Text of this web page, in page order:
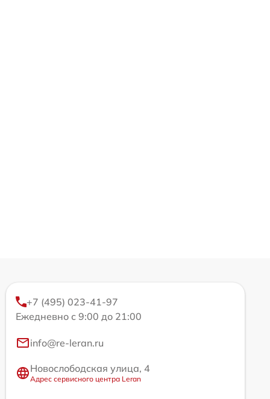
+7 (495) 023-41-97
Ежедневно с 9:00 до 21:00
info@re-leran.ru
Новослободская улица, 4
Адрес сервисного центра Leran